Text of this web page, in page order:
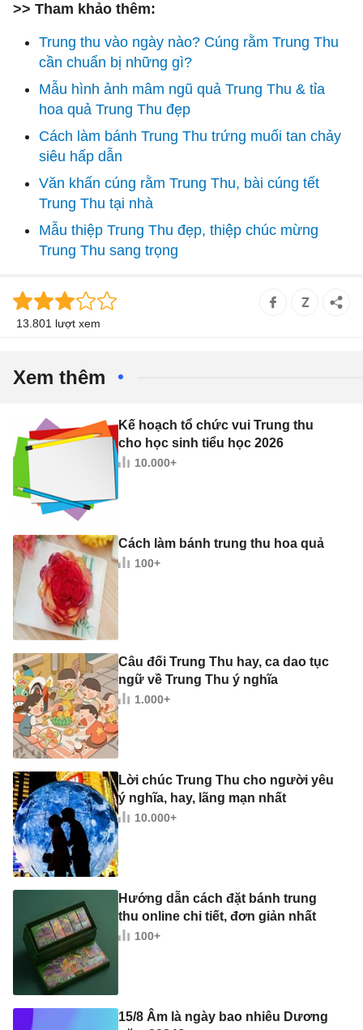
>> Tham khảo thêm:
Trung thu vào ngày nào? Cúng rằm Trung Thu
cần chuẩn bị những gì?
Mẫu hình ảnh mâm ngũ quả Trung Thu & tỉa
hoa quả Trung Thu đẹp
Cách làm bánh Trung Thu trứng muối tan chảy
siêu hấp dẫn
Văn khấn cúng rằm Trung Thu, bài cúng tết
Trung Thu tại nhà
Mẫu thiệp Trung Thu đẹp, thiệp chúc mừng
Trung Thu sang trọng
13.801 lượt xem
Xem thêm
Kế hoạch tổ chức vui Trung thu
cho học sinh tiểu học 2026
10.000+
Cách làm bánh trung thu hoa quả
100+
Câu đối Trung Thu hay, ca dao tục
ngữ về Trung Thu ý nghĩa
1.000+
Lời chúc Trung Thu cho người yêu
ý nghĩa, hay, lãng mạn nhất
10.000+
Hướng dẫn cách đặt bánh trung
thu online chi tiết, đơn giản nhất
100+
15/8 Âm là ngày bao nhiêu Dương